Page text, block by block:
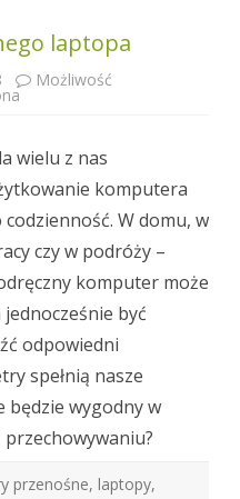
laptopa
Możliwość
wielu z nas
komputera
codzienność. W domu, w
czy w podróży –
komputer może
być
odpowiedni
spełnią nasze
będzie wygodny w
przenośne, laptopy,